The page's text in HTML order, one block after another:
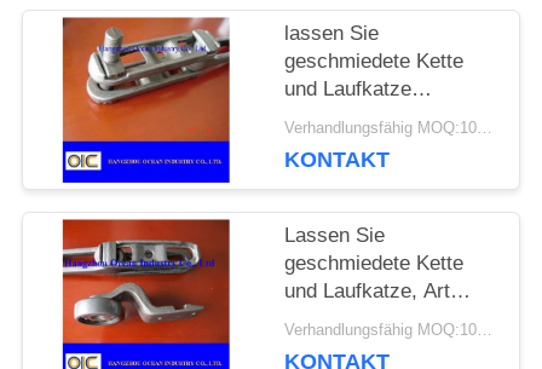
FORDERN
ZITAT
SITEMAP
PRIVACY
lassen Sie
geschmiedete Kette
und Laufkatze
Verhandlungsfähig MOQ:100m
KONTAKT
Lassen Sie
geschmiedete Kette
und Laufkatze, Art
X348, X458, 468H
Verhandlungsfähig MOQ:100m
KONTAKT